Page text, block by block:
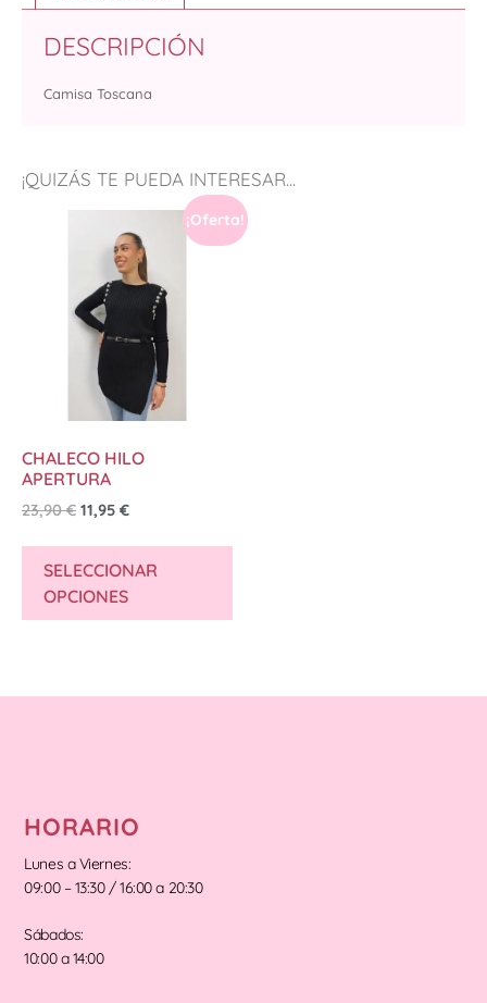
¡QUIZÁS TE PUEDA INTERESAR...
¡Oferta!
CHALECO HILO
APERTURA
23,90€ 11,95 €
SELECCIONAR
OPCIONES
DESCRIPCIÓN
Camisa Toscana
HORARIO
Lunes a Viernes:
09:00 – 13:30 / 16:00 a 20:30
Sábados:
10:00 a 14:00